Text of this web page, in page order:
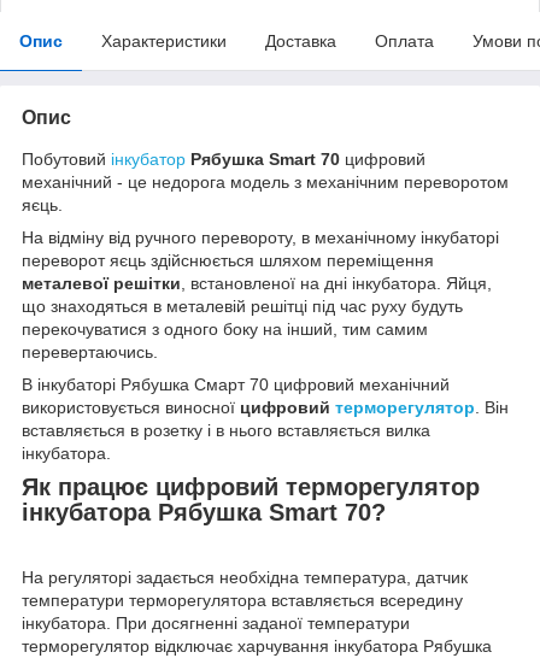
Опис Характеристики Доставка Оплата Умови
Опис
Побутовий інкубатор Рябушка Smart 70 цифровий
механічний - це недорога модель з механічним переворотом
яєць.
На відміну від ручного перевороту, в механічному інкубаторі
переворот яєць здійснюється шляхом переміщення
металевої решітки , встановленої на дні інкубатора. Яйця,
що знаходяться в металевій решітці під час руху будуть
перекочуватися з одного боку на інший, тим самим
перевертаючись.
В інкубаторі Рябушка Смарт 70 цифровий механічний
використовується виносної цифровий терморегулятор . Він
вставляється в розетку і в нього вставляється вилка
інкубатора.
Як працює цифровий терморегулятор
інкубатора Рябушка Smart 70?
На регуляторі задається необхідна температура, датчик
температури терморегулятора вставляється всередину
інкубатора. При досягненні заданої температури
терморегулятор відключає харчування інкубатора Рябушка